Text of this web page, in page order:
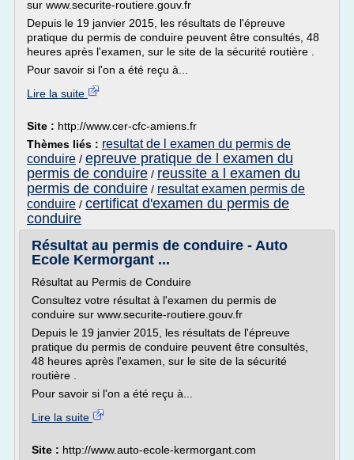
sur www.securite-routiere.gouv.fr
Depuis le 19 janvier 2015, les résultats de l'épreuve
pratique du permis de conduire peuvent être consultés, 48
heures après l'examen, sur le site de la sécurité routière .
Pour savoir si l'on a été reçu à...
Lire la suite
Site : http://www.cer-cfc-amiens.fr
Thèmes liés : resultat de l examen du permis de
conduire / epreuve pratique de l examen du
permis de conduire / reussite a l examen du
permis de conduire / resultat examen permis de
conduire / certificat d'examen du permis de
conduire
Résultat au permis de conduire - Auto
Ecole Kermorgant ...
Résultat au Permis de Conduire
Consultez votre résultat à l'examen du permis de
conduire sur www.securite-routiere.gouv.fr
Depuis le 19 janvier 2015, les résultats de l'épreuve
pratique du permis de conduire peuvent être consultés,
48 heures après l'examen, sur le site de la sécurité
routière .
Pour savoir si l'on a été reçu à...
Lire la suite
Site : http://www.auto-ecole-kermorgant.com